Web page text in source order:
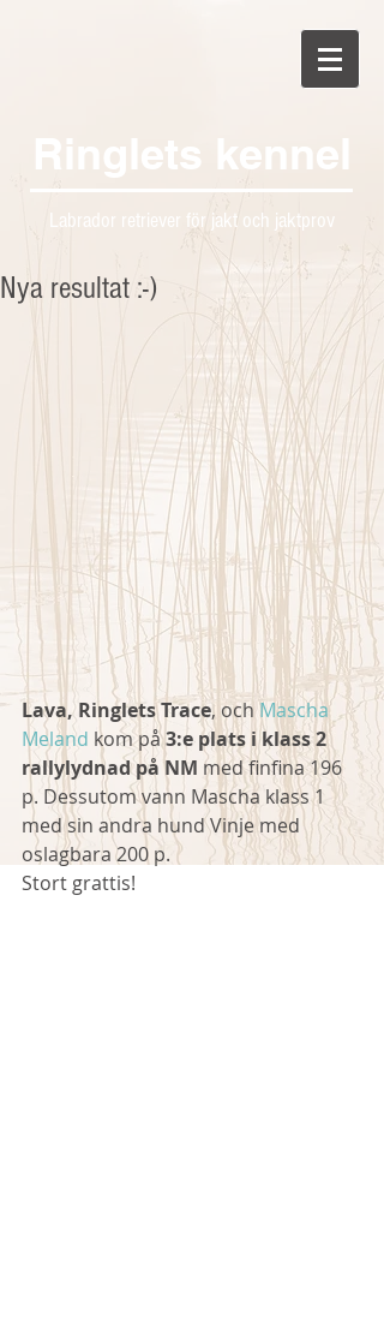
Ringlets kennel
Labrador retriever för jakt och jaktprov
Nya resultat :-)
Lava, Ringlets Trace, och Mascha
Meland kom på 3:e plats i klass 2
rallylydnad på NM med finfina 196
p. Dessutom vann Mascha klass 1
med sin andra hund Vinje med
oslagbara 200 p.
Stort grattis!